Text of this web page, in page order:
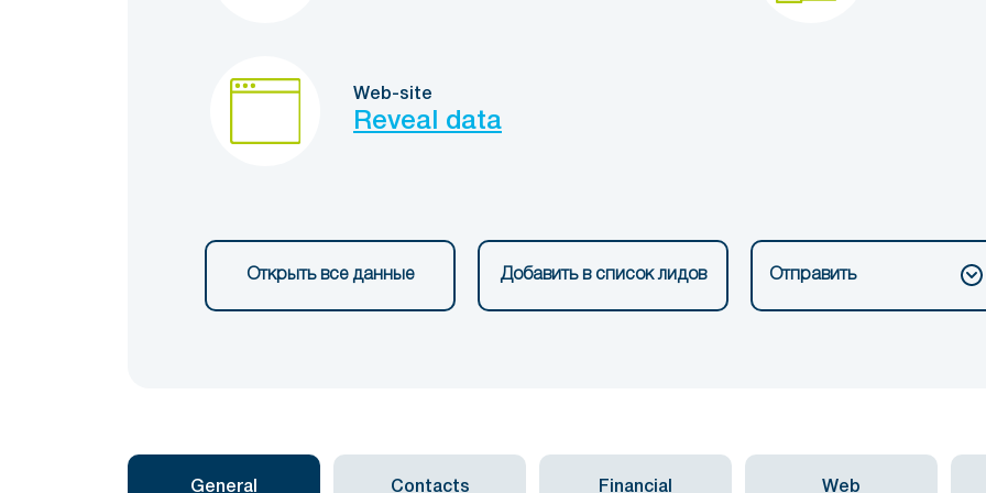
Web-site
Reveal data
Открыть все данные Добавить в список лидов Отправить
General Contacts Financial Web